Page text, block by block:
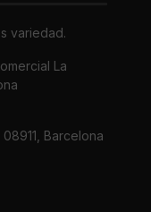
variedad.
La
Barcelona